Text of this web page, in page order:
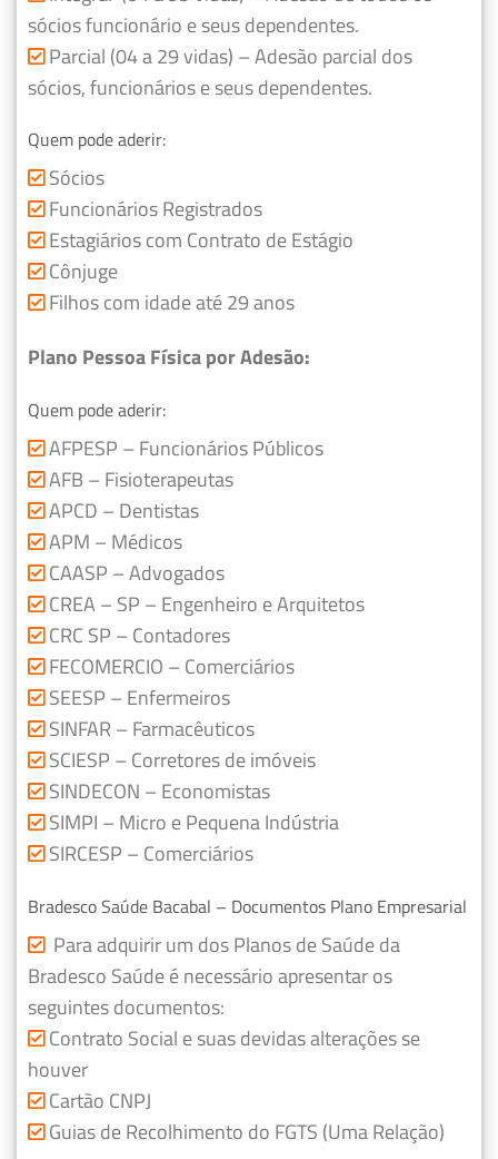
sócios funcionário e seus dependentes.
Parcial (04 a 29 vidas) – Adesão parcial dos
sócios, funcionários e seus dependentes.
Quem pode aderir:
Sócios
Funcionários Registrados
Estagiários com Contrato de Estágio
Cônjuge
Filhos com idade até 29 anos
Plano Pessoa Física por Adesão:
Quem pode aderir:
AFPESP – Funcionários Públicos
AFB – Fisioterapeutas
APCD – Dentistas
APM – Médicos
CAASP – Advogados
CREA – SP – Engenheiro e Arquitetos
CRC SP – Contadores
FECOMERCIO – Comerciários
SEESP – Enfermeiros
SINFAR – Farmacêuticos
SCIESP – Corretores de imóveis
SINDECON – Economistas
SIMPI – Micro e Pequena Indústria
SIRCESP – Comerciários
Bradesco Saúde Bacabal – Documentos Plano Empresarial
Para adquirir um dos Planos de Saúde da
Bradesco Saúde é necessário apresentar os
seguintes documentos:
Contrato Social e suas devidas alterações se
houver
Cartão CNPJ
Guias de Recolhimento do FGTS (Uma Relação)